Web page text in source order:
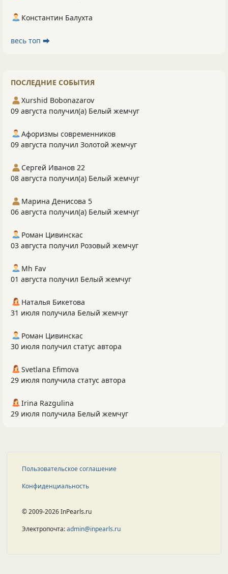
Константин Балухта
весь топ ⮕
ПОСЛЕДНИЕ СОБЫТИЯ
Xurshid Bobonazarov
09 августа получил(а) Белый жемчуг
Афоризмы современников
09 августа получил Золотой жемчуг
Сергей Иванов 22
08 августа получил(а) Белый жемчуг
Марина Денисова 5
06 августа получил(а) Белый жемчуг
Роман Цивинскас
03 августа получил Розовый жемчуг
Mh Fav
01 августа получил Белый жемчуг
Наталья Бикетова
31 июля получила Белый жемчуг
Роман Цивинскас
30 июля получил статус автора
Svetlana Efimova
29 июля получила статус автора
Irina Razgulina
29 июля получила Белый жемчуг
Пользовательское соглашение
Конфиденциальность
© 2009-2026 InPearls.ru
Электропочта:admin@inpearls.ru